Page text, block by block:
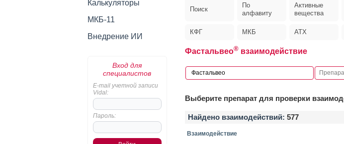
Калькуляторы
МКБ-11
Внедрение ИИ
Вход для
специалистов
E-mail учетной записи
Vidal:
Пароль:
Поиск
По
алфавиту
Активные
вещества
КФГ МКБ АТХ
Фастальвео®взаимодействие
Выберите препарат для проверки
Найдено взаимодействий: 577
Взаимодействие